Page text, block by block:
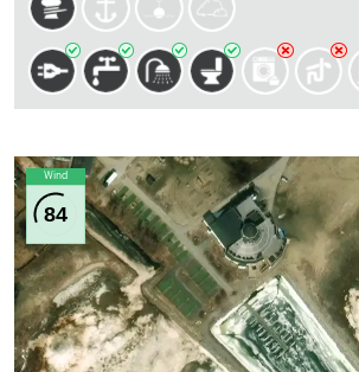
Wind
84